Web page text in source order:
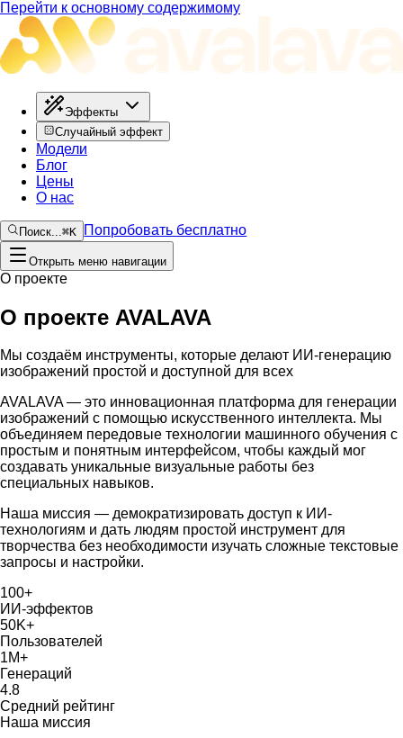
Перейти к основному содержимому
Эффекты
Случайный эффект
Модели
Блог
Цены
О нас
Поиск...⌘K Попробовать бесплатно
Открыть меню навигации
О проекте
О проекте AVALAVA
Мы создаём инструменты, которые делают ИИ-генерацию
изображений простой и доступной для всех
AVALAVA — это инновационная платформа для генерации
изображений с помощью искусственного интеллекта. Мы
объединяем передовые технологии машинного обучения с
простым и понятным интерфейсом, чтобы каждый мог
создавать уникальные визуальные работы без
специальных навыков.
Наша миссия — демократизировать доступ к ИИ-
технологиям и дать людям простой инструмент для
творчества без необходимости изучать сложные текстовые
запросы и настройки.
100+
ИИ-эффектов
50K+
Пользователей
1M+
Генераций
4.8
Средний рейтинг
Наша миссия